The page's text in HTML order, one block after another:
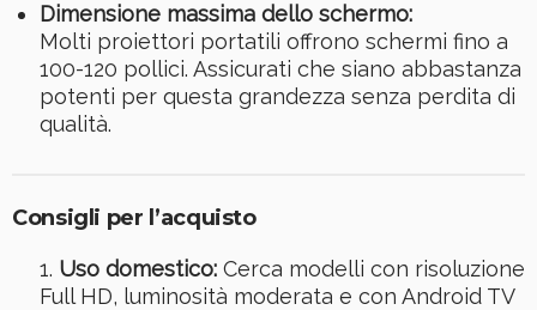
Dimensione massima dello schermo:
Molti proiettori portatili offrono schermi fino a
100-120 pollici. Assicurati che siano abbastanza
potenti per questa grandezza senza perdita di
qualità.
Consigli per l’acquisto
Uso domestico:Cerca modelli con risoluzione
Full HD, luminosità moderata e con Android TV